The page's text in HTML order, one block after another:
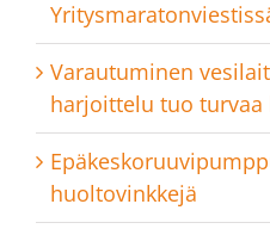
Varautuminen
harjoittelu tuo
huoltovinkkejä